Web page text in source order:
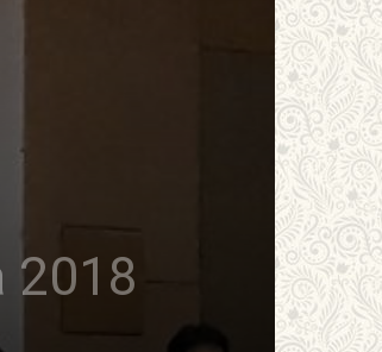
2018